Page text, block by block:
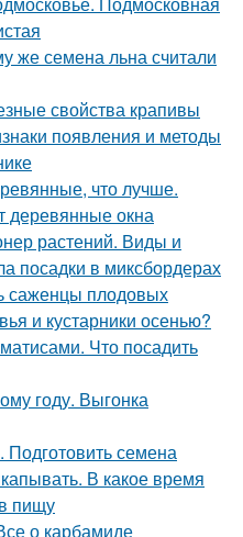
же семена льна считали
свойства крапивы
появления и методы
что лучше.
деревянные окна
растений. Виды и
посадки в миксбордерах
саженцы плодовых
и кустарники осенью?
Что посадить
году. Выгонка
семена
В какое время
пищу
о карбамиде